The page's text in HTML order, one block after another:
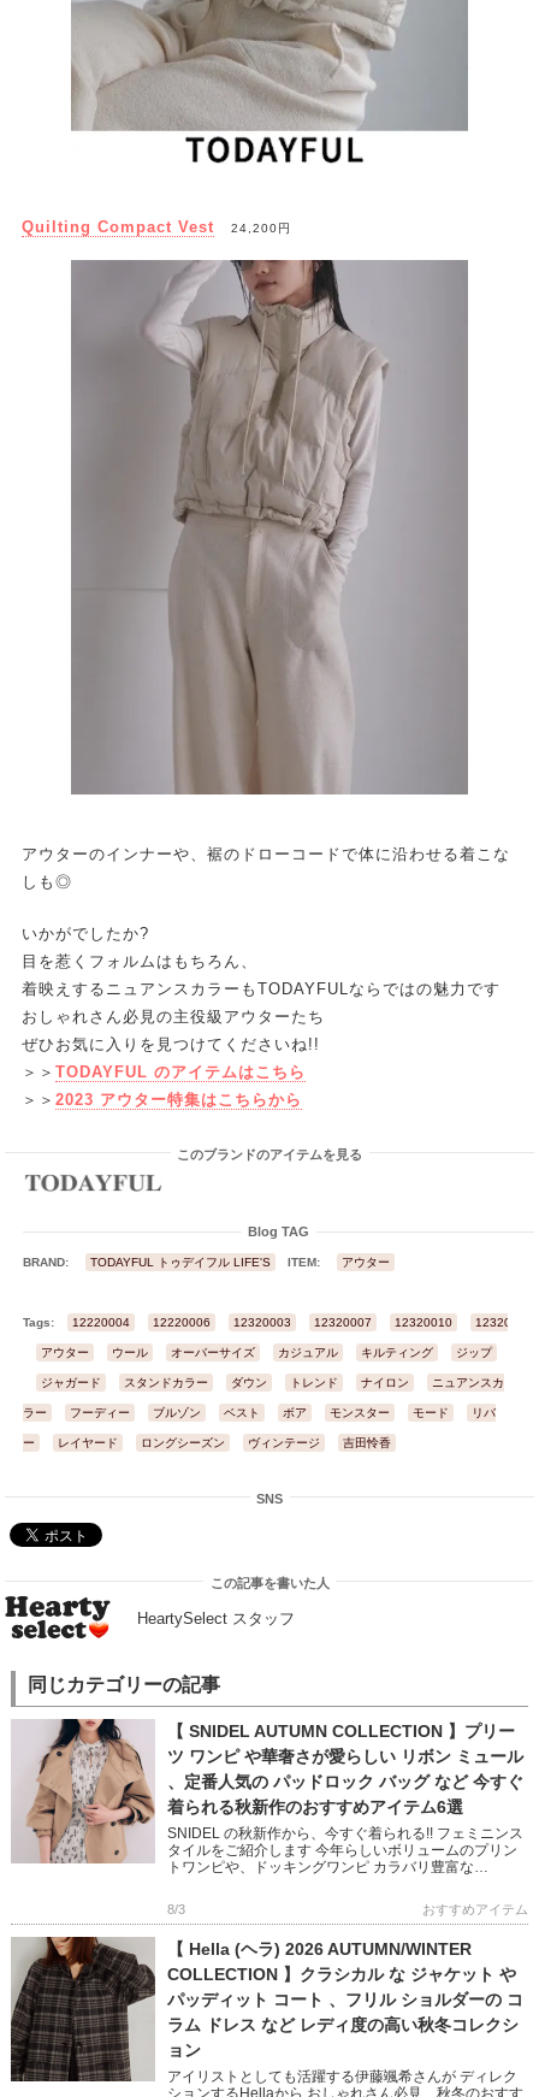
Quilting Compact Vest 24,200円
アウターのインナーや、裾のドローコードで体に沿わせる着こな
しも◎
いかがでしたか?
目を惹くフォルムはもちろん、
着映えするニュアンスカラーもTODAYFULならではの魅力です
おしゃれさん必見の主役級アウターたち
ぜひお気に入りを見つけてくださいね!!
＞＞ TODAYFUL のアイテムはこちら
＞＞ 2023 アウター特集はこちらから
このブランドのアイテムを見る
Blog TAG
BRAND: TODAYFUL トゥデイフル LIFE'S ITEM: アウター
Tags: 12220004 12220006 12320003 12320007 12320010 12320012
アウター ウール オーバーサイズ カジュアル キルティング ジップ
ジャガード スタンドカラー ダウン トレンド ナイロン ニュアンスカ
ラー フーディー ブルゾン ベスト ボア モンスター モード リバ
ー レイヤード ロングシーズン ヴィンテージ 吉田怜香
SNS
この記事を書いた人
HeartySelect スタッフ
同じカテゴリーの記事
【 SNIDEL AUTUMN COLLECTION 】プリー
ツ ワンピ や華奢さが愛らしい リボン ミュール
、定番人気の パッドロック バッグ など 今すぐ
着られる秋新作のおすすめアイテム6選
SNIDEL の秋新作から、今すぐ着られる!! フェミニンス
タイルをご紹介します 今年らしいボリュームのプリン
トワンピや、ドッキングワンピ カラバリ豊富な
フェミニン […]
8/3 おすすめアイテム
【 Hella (ヘラ) 2026 AUTUMN/WINTER
COLLECTION 】クラシカル な ジャケット や
パッディット コート 、フリル ショルダーの コ
ラム ドレス など レディ度の高い秋冬コレクシ
ョン
アイリストとしても活躍する伊藤颯希さんが ディレク
ションするHellaから おしゃれさん必見、秋冬のおすす